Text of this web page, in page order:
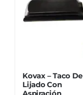
Kovax – Taco De
Lijado Con
Aspiración